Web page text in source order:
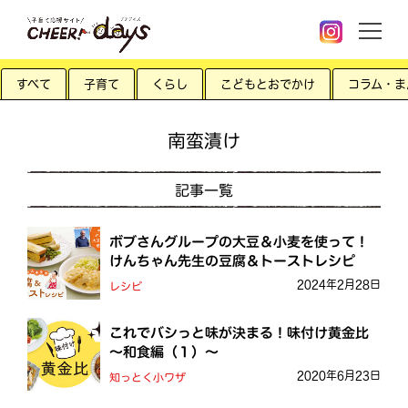
すべて 子育て くらし こどもとおでかけ コラム・
南蛮漬け
記事一覧
ボブさんグループの大豆＆小麦を使って！
けんちゃん先生の豆腐＆トーストレシピ
レシピ 2024年2月28日
これでバシっと味が決まる！味付け黄金比
～和食編（１）～
知っとく小ワザ 2020年6月23日